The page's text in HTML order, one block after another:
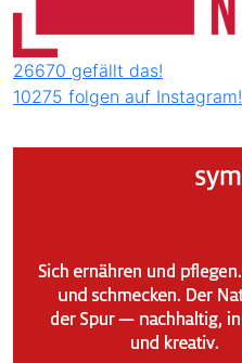
26670 gefällt das!
10275 folgen auf Instagram!